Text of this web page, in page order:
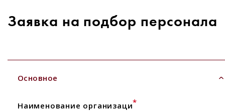
Заявка на подбор персонала
Основное
Наименование организаци*